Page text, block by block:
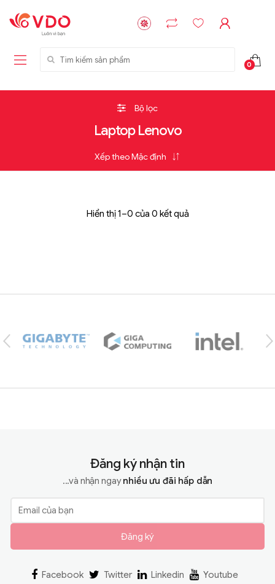
Tìm kiếm sản phẩm
0
Bộ lọc
Laptop Lenovo
Hiển thị 1–0 của 0 kết quả
Đăng ký nhận tin
...và nhận ngaynhiều ưu đãi hấp dẫn
Đăng ký
Facebook Twitter Linkedin Youtube